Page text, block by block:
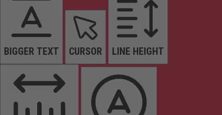
BIGGER TEXT CURSOR LINE HEIGHT